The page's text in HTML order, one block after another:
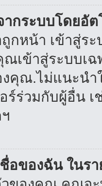
กระบบโดยอั
หน้า เข้าสู่ร
เข้าสู่ระบบเ
คุณ.ไม่แนะนำ
ร่วมกับผู้อื่น เ
อของฉัน ในร